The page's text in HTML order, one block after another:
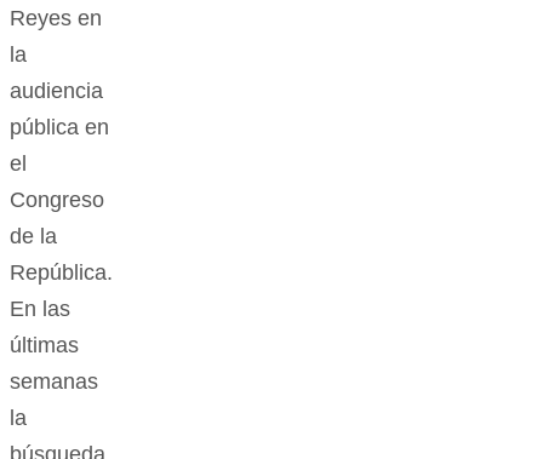
Reyes en
la
audiencia
pública en
el
Congreso
de la
República.
En las
últimas
semanas
la